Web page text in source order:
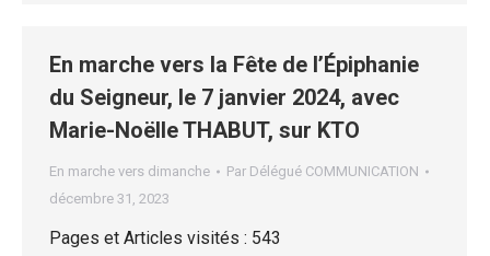
En marche vers la Fête de l’Épiphanie
du Seigneur, le 7 janvier 2024, avec
Marie-Noëlle THABUT, sur KTO
En marche vers dimanche Par Délégué COMMUNICATION
décembre 31, 2023
Pages et Articles visités : 543